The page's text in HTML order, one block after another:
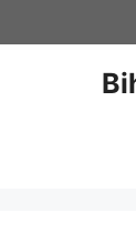
to